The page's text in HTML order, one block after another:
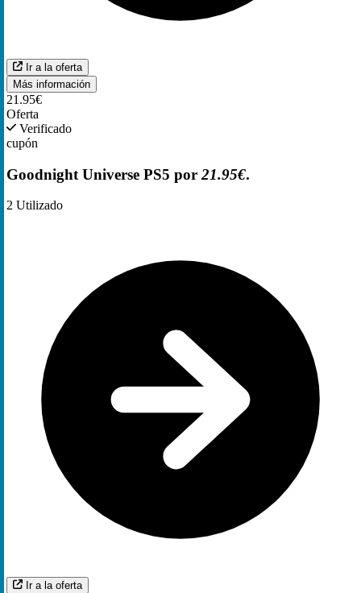
Ir a la oferta
Más información
21.95€
Oferta
Verificado
cupón
Goodnight Universe PS5 por 21.95€.
2 Utilizado
Ir a la oferta